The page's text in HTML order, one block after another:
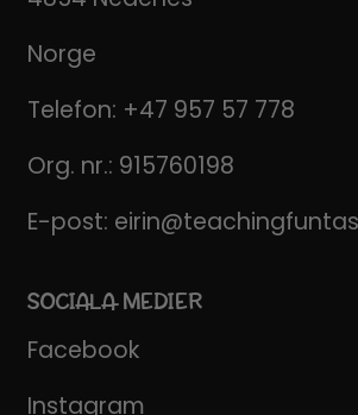
Norge
Telefon: +47 957 57 778
Org. nr.: 915760198
E-post:
SOCIALA MEDIER
Facebook
Instagram